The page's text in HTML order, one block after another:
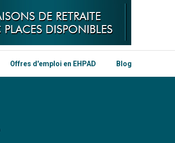
Offres d'emploi en EHPAD Blog